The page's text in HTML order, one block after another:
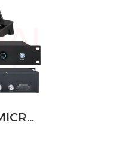
ไมค์ประชุมไร้สาย MICROTECH รุ่น Microsys G1 , G2 , G3